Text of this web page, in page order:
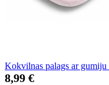
Kokvilnas palags ar
8,99 €